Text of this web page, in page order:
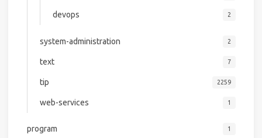
devops 2
system-administration 2
text 7
tip 2259
web-services 1
program 1